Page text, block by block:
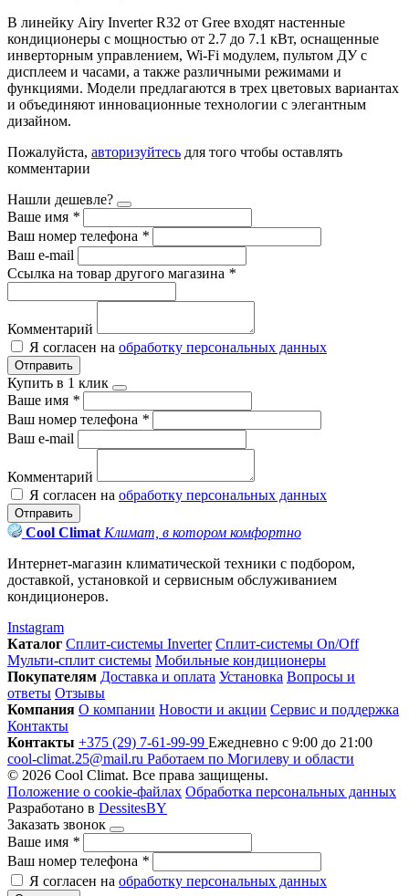
В линейку Airy Inverter R32 от Gree входят настенные
кондиционеры с мощностью от 2.7 до 7.1 кВт, оснащенные
инверторным управлением, Wi-Fi модулем, пультом ДУ с
дисплеем и часами, а также различными режимами и
функциями. Модели предлагаются в трех цветовых вариантах
и объединяют инновационные технологии с элегантным
дизайном.
Пожалуйста, авторизуйтесь для того чтобы оставлять
комментарии
Нашли дешевле?
Ваше имя *
Ваш номер телефона *
Ваш e-mail
Ссылка на товар другого магазина *
Комментарий
Я согласен на обработку персональных данных
Отправить
Купить в 1 клик
Ваше имя *
Ваш номер телефона *
Ваш e-mail
Комментарий
Я согласен на обработку персональных данных
Отправить
Cool Climat Климат, в котором комфортно
Интернет-магазин климатической техники с подбором,
доставкой, установкой и сервисным обслуживанием
кондиционеров.
Instagram
Каталог Сплит-системы Inverter Сплит-системы On/Off
Мульти-сплит системы Мобильные кондиционеры
Покупателям Доставка и оплата Установка Вопросы и
ответы Отзывы
Компания О компании Новости и акции Сервис и поддержка
Контакты
Контакты +375 (29) 7-61-99-99 Ежедневно с 9:00 до 21:00
cool-climat.25@mail.ru Работаем по Могилеву и области
© 2026 Cool Climat. Все права защищены.
Положение о cookie-файлах Обработка персональных данных
Разработано в DessitesBY
Заказать звонок
Ваше имя *
Ваш номер телефона *
Я согласен на обработку персональных данных